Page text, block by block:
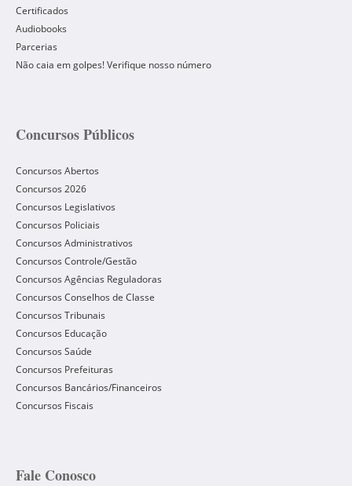
Certificados
Audiobooks
Parcerias
Não caia em golpes! Verifique nosso número
Concursos Públicos
Concursos Abertos
Concursos 2026
Concursos Legislativos
Concursos Policiais
Concursos Administrativos
Concursos Controle/Gestão
Concursos Agências Reguladoras
Concursos Conselhos de Classe
Concursos Tribunais
Concursos Educação
Concursos Saúde
Concursos Prefeituras
Concursos Bancários/Financeiros
Concursos Fiscais
Fale Conosco